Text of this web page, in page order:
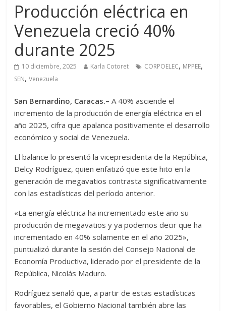
Producción eléctrica en
Venezuela creció 40%
durante 2025
10 diciembre, 2025 Karla Cotoret CORPOELEC, MPPEE,
SEN,Venezuela
San Bernardino, Caracas.– A 40% asciende el
incremento de la producción de energía eléctrica en el
año 2025, cifra que apalanca positivamente el desarrollo
económico y social de Venezuela.
El balance lo presentó la vicepresidenta de la República,
Delcy Rodríguez, quien enfatizó que este hito en la
generación de megavatios contrasta significativamente
con las estadísticas del período anterior.
«La energía eléctrica ha incrementado este año su
producción de megavatios y ya podemos decir que ha
incrementado en 40% solamente en el año 2025»,
puntualizó durante la sesión del Consejo Nacional de
Economía Productiva, liderado por el presidente de la
República, Nicolás Maduro.
Rodríguez señaló que, a partir de estas estadísticas
favorables, el Gobierno Nacional también abre las